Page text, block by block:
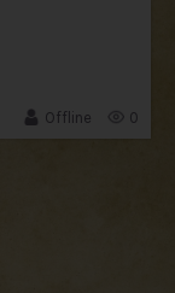
Offline
0